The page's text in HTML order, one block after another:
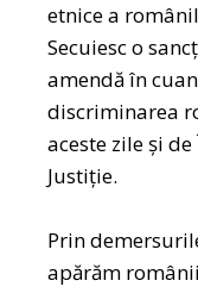
etnice a
Secuiesc o
amendă în
discriminarea
aceste zile și
Justiție.
Prin
apărăm